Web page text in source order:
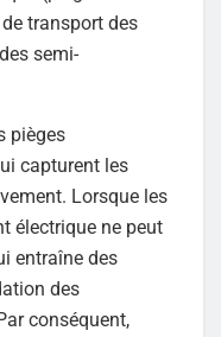
transport des
semi-
pièges
capturent les
Lorsque les
électrique ne peut
entraîne des
des
conséquent,